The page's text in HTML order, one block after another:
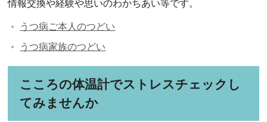
情報交換や経験や思いのわかちあい等です。
うつ病ご本人のつどい
うつ病家族のつどい
こころの体温計でストレスチェックし
てみませんか